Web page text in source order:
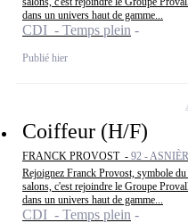
dans un univers haut de gamme...
CDI - Temps plein
Publié hier
Coiffeur (H/F)
FRANCK PROVOST - 92 -
Rejoignez Franck Provost, symbole
salons, c'est rejoindre le Groupe
dans un univers haut de gamme...
CDI - Temps plein